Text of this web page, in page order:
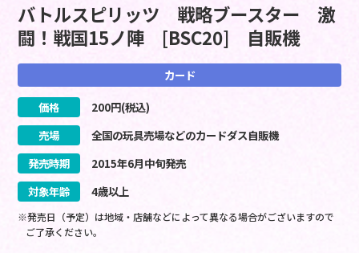
バトルスピリッツ 戦略ブースター 激
闘！戦国15ノ陣 [BSC20] 自販機
カード
価格 200円(税込)
売場
全国の玩具売場などのカードダス自販機
発売時期
2015年6月中旬発売
対象年齢
4歳以上
※発売日（予定）は地域・店舗などによって異なる場合がございますので
ご了承ください。